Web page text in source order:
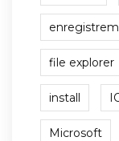
file explorer
install
Microsoft